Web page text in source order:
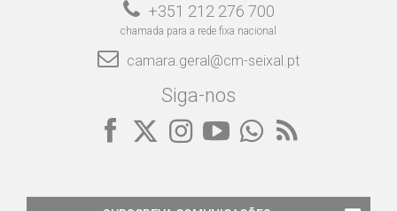
+351 212 276 700
chamada para a rede fixa nacional
camara.geral@cm-seixal.pt
Siga-nos